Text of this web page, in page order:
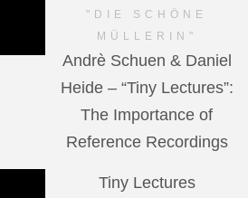
"DIE SCHÖNE
MÜLLERIN"
Andrè Schuen & Daniel
Heide – “Tiny Lectures”:
The Importance of
Reference Recordings
Tiny Lectures